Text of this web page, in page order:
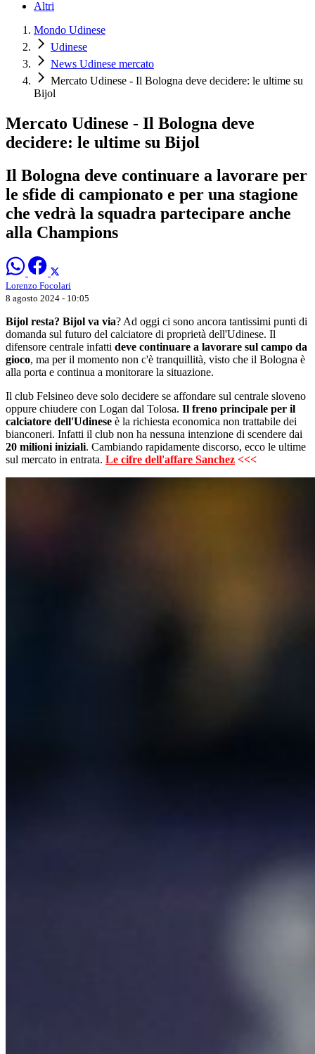
Altri
Mondo Udinese
Udinese
News Udinese mercato
Mercato Udinese - Il Bologna deve decidere: le ultime su
Bijol
Mercato Udinese - Il Bologna deve
decidere: le ultime su Bijol
Il Bologna deve continuare a lavorare per
le sfide di campionato e per una stagione
che vedrà la squadra partecipare anche
alla Champions
Lorenzo Focolari
8 agosto 2024 - 10:05
Bijol resta? Bijol va via? Ad oggi ci sono ancora tantissimi punti di
domanda sul futuro del calciatore di proprietà dell'Udinese. Il
difensore centrale infatti deve continuare a lavorare sul campo da
gioco, ma per il momento non c'è tranquillità, visto che il Bologna è
alla porta e continua a monitorare la situazione.
Il club Felsineo deve solo decidere se affondare sul centrale sloveno
oppure chiudere con Logan dal Tolosa. Il freno principale per il
calciatore dell'Udinese è la richiesta economica non trattabile dei
bianconeri. Infatti il club non ha nessuna intenzione di scendere dai
20 milioni iniziali. Cambiando rapidamente discorso, ecco le ultime
sul mercato in entrata. Le cifre dell'affare Sanchez <<<